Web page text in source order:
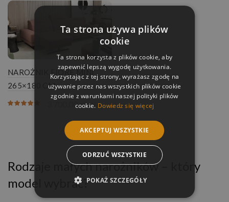
NAROŻNIK FIORE MINI
265×180 CM
3 700,00zł z Vat
Rodzaje małych narożników – który
model wybrać?
Ta strona używa plików
cookie
Ta strona korzysta z plików cookie, aby
zapewnić lepszą wygodę użytkowania.
Korzystając z tej strony, wyrażasz zgodę na
używanie przez nas wszystkich plików cookie
zgodnie z warunkami naszej polityki plików
cookie. Dowiedz się więcej
AKCEPTUJ WSZYSTKIE
ODRZUĆ WSZYSTKIE
POKAŻ SZCZEGÓŁY